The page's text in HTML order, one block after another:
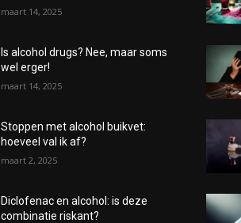
maart 14, 2025
Is alcohol drugs? Nee, maar soms
wel erger!
maart 14, 2025
Stoppen met alcohol buikvet:
hoeveel val ik af?
maart 2, 2025
Diclofenac en alcohol: is deze
combinatie riskant?